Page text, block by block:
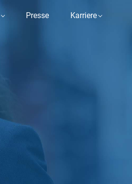
Presse Karriere